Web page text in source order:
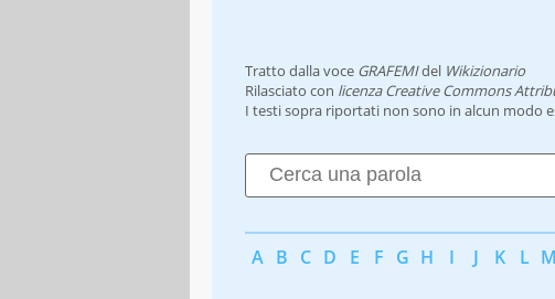
Tratto dalla voce GRAFEMIdel Wikizionario
Rilasciato con licenza Creative Commons
I testi sopra riportati non sono in alcun modo
A B C D E F G H I J K L M